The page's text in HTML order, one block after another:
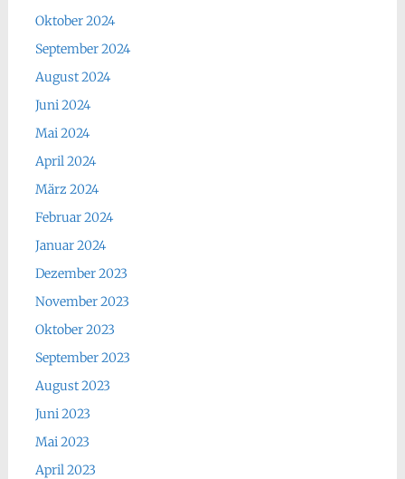
Oktober 2024
September 2024
August 2024
Juni 2024
Mai 2024
April 2024
März 2024
Februar 2024
Januar 2024
Dezember 2023
November 2023
Oktober 2023
September 2023
August 2023
Juni 2023
Mai 2023
April 2023